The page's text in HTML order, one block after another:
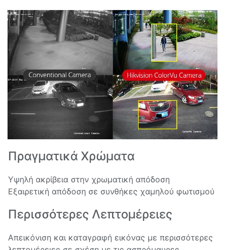
Πραγματικά Χρώματα
Υψηλή ακρίβεια στην χρωματική απόδοση
Εξαιρετική απόδοση σε συνθήκες χαμηλού φωτισμού
Περισσότερες Λεπτομέρειες
Απεικόνιση και καταγραφή εικόνας με περισσότερες